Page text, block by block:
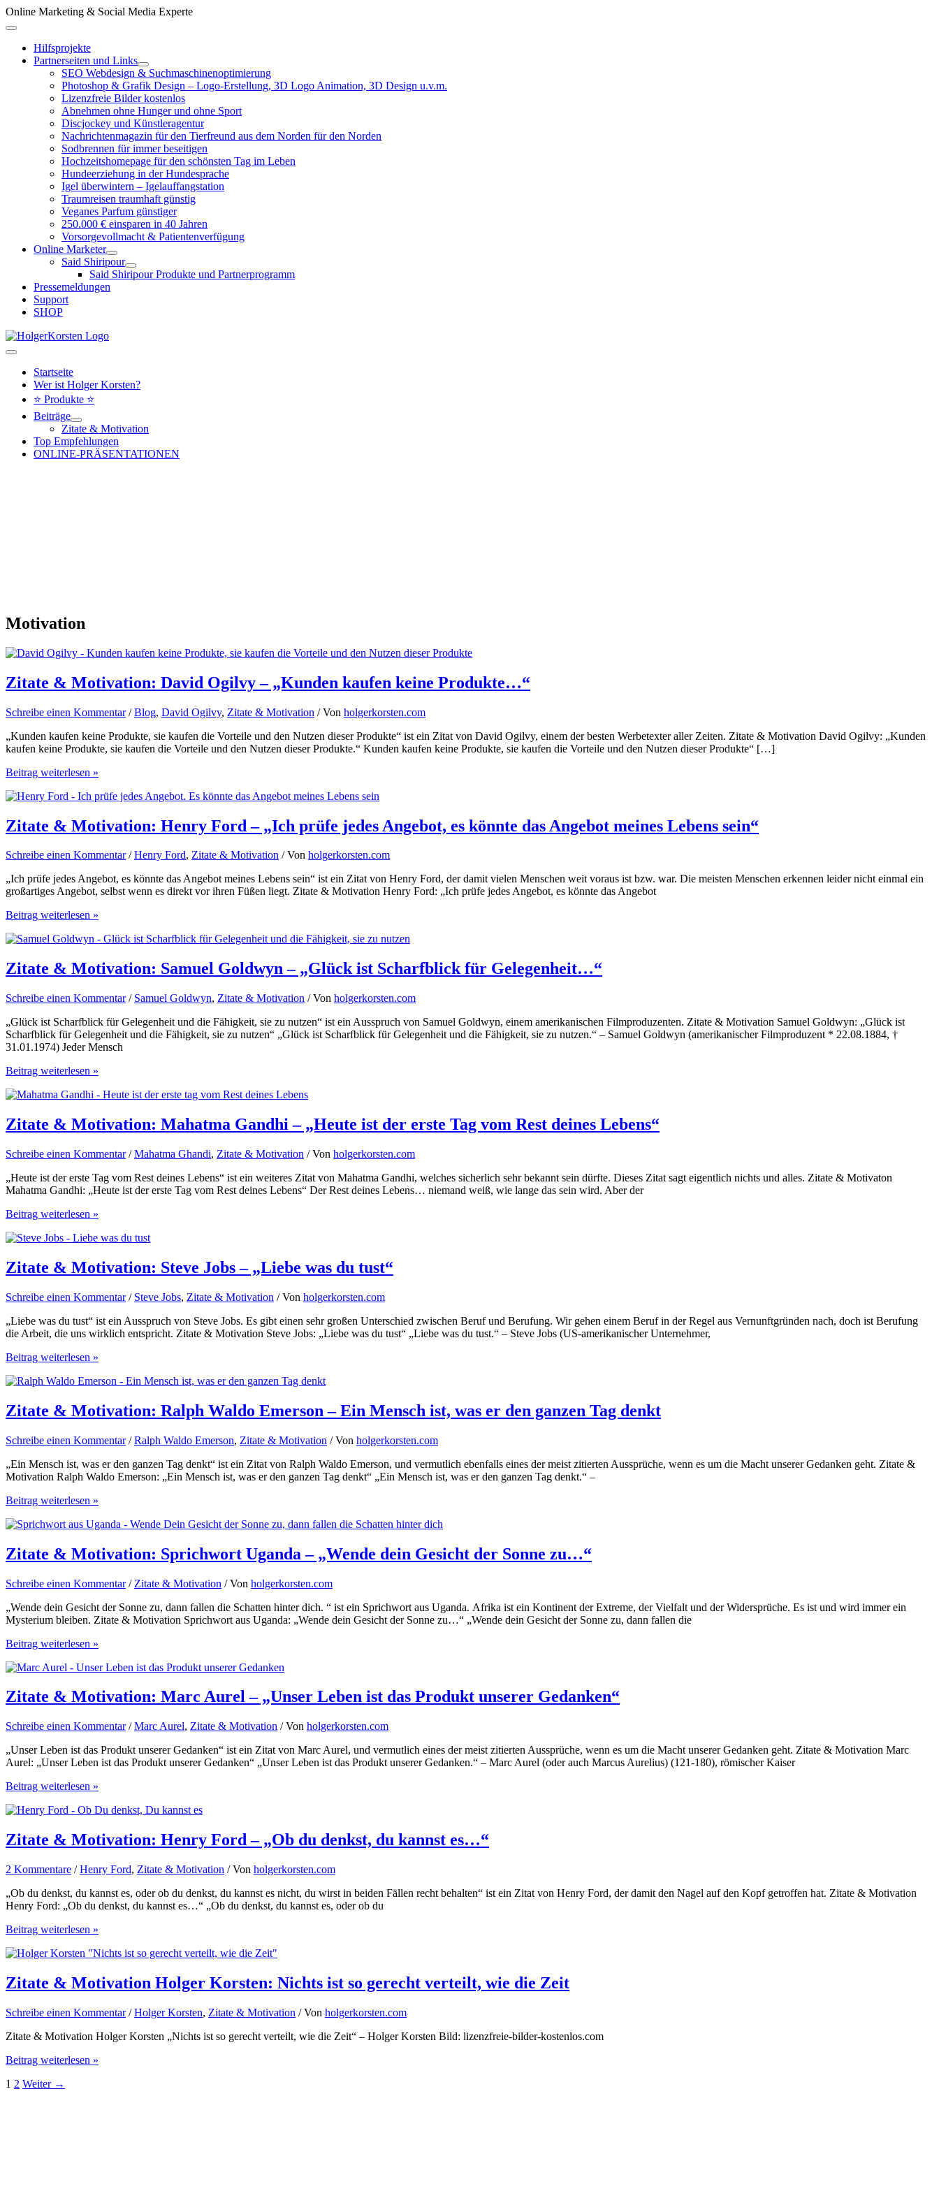
Zum
Inhalt
Online Marketing & Social Media Experte
Above
HeaderHilfsprojekte
Partnerseiten und Links
SEO Webdesign & Suchmaschinenoptimierung
Photoshop & Grafik Design – Logo-Erstellung, 3D Logo Animation, 3D Design u.v.m.
Lizenzfreie Bilder kostenlos
Abnehmen ohne Hunger und ohne Sport
Discjockey und Künstleragentur
Nachrichtenmagazin für den Tierfreund aus dem Norden für den Norden
Sodbrennen für immer beseitigen
Hochzeitshomepage für den schönsten Tag im Leben
Hundeerziehung in der Hundesprache
Igel überwintern – Igelauffangstation
Traumreisen traumhaft günstig
Veganes Parfum günstiger
250.000 € einsparen in 40 Jahren
Vorsorgevollmacht & Patientenverfügung
Online Marketer
Said Shiripour
Said Shiripour Produkte und Partnerprogramm
Pressemeldungen
Support
SHOP
Hauptmenü
Startseite
Wer ist Holger Korsten?
⭐ Produkte ⭐
Beiträge
Zitate & Motivation
Top Empfehlungen
ONLINE-PRÄSENTATIONEN
Motivation
Zitate & Motivation: David Ogilvy – „Kunden kaufen keine Produkte…“
Schreibe einen Kommentar /Blog, David Ogilvy, Zitate & Motivation / Von holgerkorsten.com
„Kunden kaufen keine Produkte, sie kaufen die Vorteile und den Nutzen dieser Produkte“ ist ein Zitat von David Ogilvy, einem der besten Werbetexter aller Zeiten. Zitate & Motivation David Ogilvy: „Kunden
kaufen keine Produkte, sie kaufen die Vorteile und den Nutzen dieser Produkte.“ Kunden kaufen keine Produkte, sie kaufen die Vorteile und den Nutzen dieser Produkte“ […]
Zitate
Motivation:
Ogilvy
–
kaufen
keine
Produkte…“
Beitrag weiterlesen »
Zitate & Motivation: Henry Ford – „Ich prüfe jedes Angebot, es könnte das Angebot meines Lebens sein“
Schreibe einen Kommentar /Henry Ford, Zitate & Motivation / Von holgerkorsten.com
„Ich prüfe jedes Angebot, es könnte das Angebot meines Lebens sein“ ist ein Zitat von Henry Ford, der damit vielen Menschen weit voraus ist bzw. war. Die meisten Menschen erkennen leider nicht einmal ein
großartiges Angebot, selbst wenn es direkt vor ihren Füßen liegt. Zitate & Motivation Henry Ford: „Ich prüfe jedes Angebot, es könnte das Angebot
Zitate
Motivation:
Ford
–
prüfe
jedes
Angebot,
es
könnte
das
Angebot
meines
Lebens
sein“
Beitrag weiterlesen »
Zitate & Motivation: Samuel Goldwyn – „Glück ist Scharfblick für Gelegenheit…“
Schreibe einen Kommentar / Samuel Goldwyn, Zitate & Motivation / Von holgerkorsten.com
„Glück ist Scharfblick für Gelegenheit und die Fähigkeit, sie zu nutzen“ ist ein Ausspruch von Samuel Goldwyn, einem amerikanischen Filmproduzenten. Zitate & Motivation Samuel Goldwyn: „Glück ist
Scharfblick für Gelegenheit und die Fähigkeit, sie zu nutzen“ „Glück ist Scharfblick für Gelegenheit und die Fähigkeit, sie zu nutzen.“ – Samuel Goldwyn (amerikanischer Filmproduzent * 22.08.1884, †
31.01.1974) Jeder Mensch
Zitate
Motivation:
Goldwyn
–
ist
für
Gelegenheit…“
Beitrag weiterlesen »
Zitate & Motivation: Mahatma Gandhi – „Heute ist der erste Tag vom Rest deines Lebens“
Schreibe einen Kommentar /Mahatma Ghandi, Zitate & Motivation / Von holgerkorsten.com
„Heute ist der erste Tag vom Rest deines Lebens“ ist ein weiteres Zitat von Mahatma Gandhi, welches sicherlich sehr bekannt sein dürfte. Dieses Zitat sagt eigentlich nichts und alles. Zitate & Motivaton
Mahatma Gandhi: „Heute ist der erste Tag vom Rest deines Lebens“ Der Rest deines Lebens… niemand weiß, wie lange das sein wird. Aber der
Zitate
Motivation:
Gandhi
–
ist
erste
Tag
vom
Rest
deines
Lebens“
Beitrag weiterlesen »
Zitate & Motivation: Steve Jobs – „Liebe was du tust“
Schreibe einen Kommentar / Steve Jobs, Zitate & Motivation / Von holgerkorsten.com
„Liebe was du tust“ ist ein Ausspruch von Steve Jobs. Es gibt einen sehr großen Unterschied zwischen Beruf und Berufung. Wir gehen einem Beruf in der Regel aus Vernunftgründen nach, doch ist Berufung
die Arbeit, die uns wirklich entspricht. Zitate & Motivation Steve Jobs: „Liebe was du tust“ „Liebe was du tust.“ – Steve Jobs (US-amerikanischer Unternehmer,
Zitate
Motivation:
Jobs
–
was
tust“
Beitrag weiterlesen »
Zitate & Motivation: Ralph Waldo Emerson – Ein Mensch ist, was er den ganzen Tag denkt
Schreibe einen Kommentar /Ralph Waldo Emerson, Zitate & Motivation / Von holgerkorsten.com
„Ein Mensch ist, was er den ganzen Tag denkt“ ist ein Zitat von Ralph Waldo Emerson, und vermutlich ebenfalls eines der meist zitierten Aussprüche, wenn es um die Macht unserer Gedanken geht. Zitate &
Motivation Ralph Waldo Emerson: „Ein Mensch ist, was er den ganzen Tag denkt“ „Ein Mensch ist, was er den ganzen Tag denkt.“ –
Zitate
Motivation:
Waldo
Emerson
Ein
ist,
was
er
den
ganzen
Tag
denkt
Beitrag weiterlesen »
Zitate & Motivation: Sprichwort Uganda – „Wende dein Gesicht der Sonne zu…“
Schreibe einen Kommentar / Zitate & Motivation / Von holgerkorsten.com
„Wende dein Gesicht der Sonne zu, dann fallen die Schatten hinter dich. “ ist ein Sprichwort aus Uganda. Afrika ist ein Kontinent der Extreme, der Vielfalt und der Widersprüche. Es ist und wird immer ein
Mysterium bleiben. Zitate & Motivation Sprichwort aus Uganda: „Wende dein Gesicht der Sonne zu…“ „Wende dein Gesicht der Sonne zu, dann fallen die
Zitate
Motivation:
Uganda
–
dein
Gesicht
der
Sonne
zu…“
Beitrag weiterlesen »
Zitate & Motivation: Marc Aurel – „Unser Leben ist das Produkt unserer Gedanken“
Schreibe einen Kommentar /Marc Aurel, Zitate & Motivation / Von holgerkorsten.com
„Unser Leben ist das Produkt unserer Gedanken“ ist ein Zitat von Marc Aurel, und vermutlich eines der meist zitierten Aussprüche, wenn es um die Macht unserer Gedanken geht. Zitate & Motivation Marc
Aurel: „Unser Leben ist das Produkt unserer Gedanken“ „Unser Leben ist das Produkt unserer Gedanken.“ – Marc Aurel (oder auch Marcus Aurelius) (121-180), römischer Kaiser
Zitate
Motivation:
Aurel
–
Leben
das
Produkt
unserer
Gedanken“
Beitrag weiterlesen »
Zitate & Motivation: Henry Ford – „Ob du denkst, du kannst es…“
2 Kommentare /Henry Ford, Zitate & Motivation / Von holgerkorsten.com
„Ob du denkst, du kannst es, oder ob du denkst, du kannst es nicht, du wirst in beiden Fällen recht behalten“ ist ein Zitat von Henry Ford, der damit den Nagel auf den Kopf getroffen hat. Zitate & Motivation
Henry Ford: „Ob du denkst, du kannst es…“ „Ob du denkst, du kannst es, oder ob du
Zitate
Motivation:
Ford
–
du
du
kannst
es…“
Beitrag weiterlesen »
Zitate & Motivation Holger Korsten: Nichts ist so gerecht verteilt, wie die Zeit
Schreibe einen Kommentar /Holger Korsten, Zitate & Motivation / Von holgerkorsten.com
Zitate & Motivation Holger Korsten „Nichts ist so gerecht verteilt, wie die Zeit“ – Holger Korsten Bild: lizenzfreie-bilder-kostenlos.com
Zitate
Motivation
Beitrag weiterlesen »
1 2 Weiter →